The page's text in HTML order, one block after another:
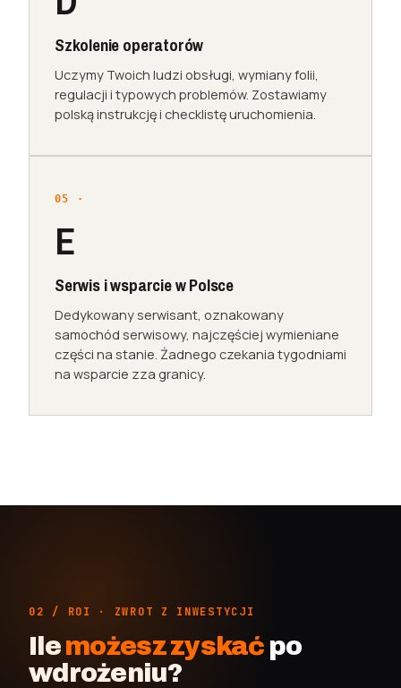
Szkolenie operatorów
Uczymy Twoich ludzi obsługi, wymiany folii,
regulacji i typowych problemów. Zostawiamy
polską instrukcję i checklistę uruchomienia.
E
Serwis i wsparcie w Polsce
Dedykowany serwisant, oznakowany
samochód serwisowy, najczęściej wymieniane
części na stanie. Żadnego czekania tygodniami
na wsparcie zza granicy.
02 / ROI · ZWROT Z INWESTYCJI
Ilemożesz zyskać po
wdrożeniu?